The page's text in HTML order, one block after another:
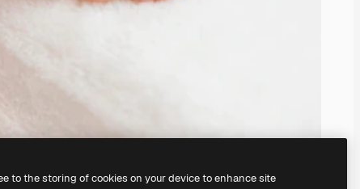
to the storing of cookies on your device to enhance site